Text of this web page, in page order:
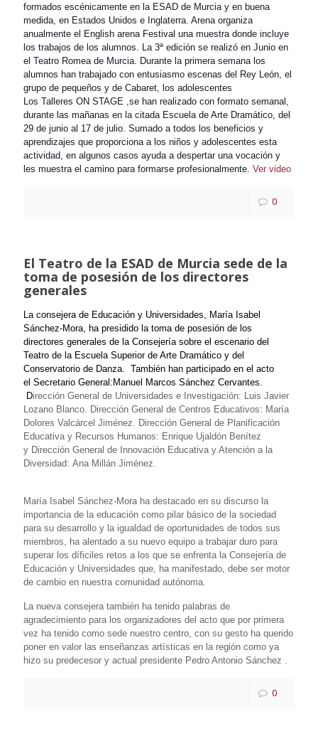
formados escénicamente en la ESAD de Murcia y en buena
medida, en Estados Unidos e Inglaterra. Arena organiza
anualmente el English arena Festival una muestra donde incluye
los trabajos de los alumnos. La 3ª edición se realizó en Junio en
el Teatro Romea de Murcia. Durante la primera semana los
alumnos han trabajado con entusiasmo escenas del Rey León, el
grupo de pequeños y de Cabaret, los adolescentes
Los Talleres ON STAGE ,se han realizado con formato semanal,
durante las mañanas en la citada Escuela de Arte Dramático, del
29 de junio al 17 de julio. Sumado a todos los beneficios y
aprendizajes que proporciona a los niños y adolescentes esta
actividad, en algunos casos ayuda a despertar una vocación y
les muestra el camino para formarse profesionalmente. Ver video
0
El Teatro de la ESAD de Murcia sede de la
toma de posesión de los directores
generales
La consejera de Educación y Universidades, María Isabel
Sánchez-Mora, ha presidido la toma de posesión de los
directores generales de la Consejería sobre el escenario del
Teatro de la Escuela Superior de Arte Dramático y del
Conservatorio de Danza. También han participado en el acto
el Secretario General:Manuel Marcos Sánchez Cervantes.
Dirección General de Universidades e Investigación: Luis Javier
Lozano Blanco. Dirección General de Centros Educativos: María
Dolores Valcárcel Jiménez. Dirección General de Planificación
Educativa y Recursos Humanos: Enrique Ujaldón Benítez
y Dirección General de Innovación Educativa y Atención a la
Diversidad: Ana Millán Jiménez.
María Isabel Sánchez-Mora ha destacado en su discurso la
importancia de la educación como pilar básico de la sociedad
para su desarrollo y la igualdad de oportunidades de todos sus
miembros, ha alentado a su nuevo equipo a trabajar duro para
superar los díficiles retos a los que se enfrenta la Consejería de
Educación y Universidades que, ha manifestado, debe ser motor
de cambio en nuestra comunidad autónoma.
La nueva consejera también ha tenido palabras de
agradecimiento para los organizadores del acto que por primera
vez ha tenido como sede nuestro centro, con su gesto ha querido
poner en valor las enseñanzas artísticas en la región como ya
hizo su predecesor y actual presidente Pedro Antonio Sánchez .
0